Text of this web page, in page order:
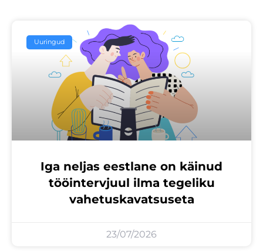
Uuringud
Iga neljas eestlane on käinud
tööintervjuul ilma tegeliku
vahetuskavatsuseta
23/07/2026